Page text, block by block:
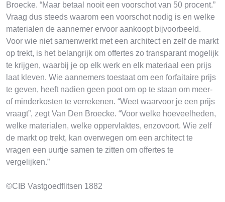
Broecke. “Maar betaal nooit een voorschot van 50 procent.”
Vraag dus steeds waarom een voorschot nodig is en welke
materialen de aannemer ervoor aankoopt bijvoorbeeld.
Voor wie niet samenwerkt met een architect en zelf de markt
op trekt, is het belangrijk om offertes zo transparant mogelijk
te krijgen, waarbij je op elk werk en elk materiaal een prijs
laat kleven. Wie aannemers toestaat om een forfaitaire prijs
te geven, heeft nadien geen poot om op te staan om meer-
of minderkosten te verrekenen. “Weet waarvoor je een prijs
vraagt”, zegt Van Den Broecke. “Voor welke hoeveelheden,
welke materialen, welke oppervlaktes, enzovoort. Wie zelf
de markt op trekt, kan overwegen om een architect te
vragen een uurtje samen te zitten om offertes te
vergelijken.”
©CIB Vastgoedflitsen 1882